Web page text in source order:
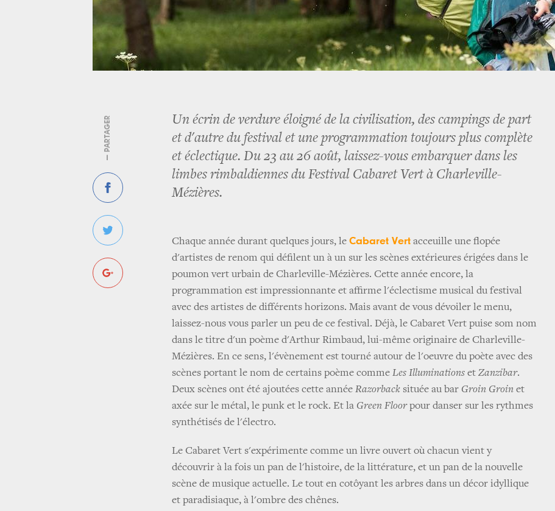
— PARTAGER
Un écrin de verdure éloigné de la civilisation, des campings de part
et d'autre du festival et une programmation toujours plus complète
et éclectique. Du 23 au 26 août, laissez-vous embarquer dans les
limbes rimbaldiennes du Festival Cabaret Vert à Charleville-
Mézières.
Chaque année durant quelques jours, le Cabaret Vert acceuille une flopée
d'artistes de renom qui défilent un à un sur les scènes extérieures érigées dans le
poumon vert urbain de Charleville-Mézières. Cette année encore, la
programmation est impressionnante et affirme l'éclectisme musical du festival
avec des artistes de différents horizons. Mais avant de vous dévoiler le menu,
laissez-nous vous parler un peu de ce festival. Déjà, le Cabaret Vert puise som nom
dans le titre d'un poème d'Arthur Rimbaud, lui-même originaire de Charleville-
Mézières. En ce sens, l'évènement est tourné autour de l'oeuvre du poète avec des
scènes portant le nom de certains poème comme Les Illuminations et Zanzibar.
Deux scènes ont été ajoutées cette année Razorback située au bar Groin Groin et
axée sur le métal, le punk et le rock. Et la Green Floorpour danser sur les rythmes
synthétisés de l'électro.
Le Cabaret Vert s'expérimente comme un livre ouvert où chacun vient y
découvrir à la fois un pan de l'histoire, de la littérature, et un pan de la nouvelle
scène de musique actuelle. Le tout en cotôyant les arbres dans un décor idyllique
et paradisiaque, à l'ombre des chênes. ​​